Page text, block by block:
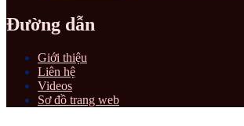
Đường dẫn
Giới thiệu
Liên hệ
Videos
Sơ đồ trang web